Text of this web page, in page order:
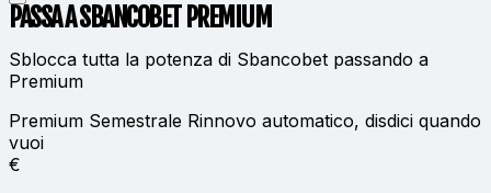
PASSA A SBANCOBET PREMIUM
Sblocca tutta la potenza di Sbancobet passando a
Premium
Premium Semestrale Rinnovo automatico, disdici quando
vuoi
€